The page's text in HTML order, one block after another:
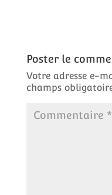
Poster le
Votre adresse e-
champs